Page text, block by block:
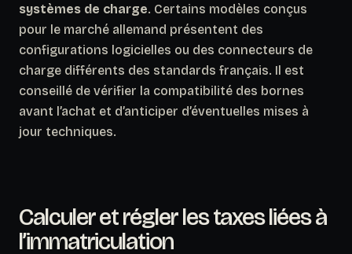
systèmes de charge. Certains modèles conçus
pour le marché allemand présentent des
configurations logicielles ou des connecteurs de
charge différents des standards français. Il est
conseillé de vérifier la compatibilité des bornes
avant l’achat et d’anticiper d’éventuelles mises à
jour techniques.
Calculer et régler les taxes liées à
l’immatriculation